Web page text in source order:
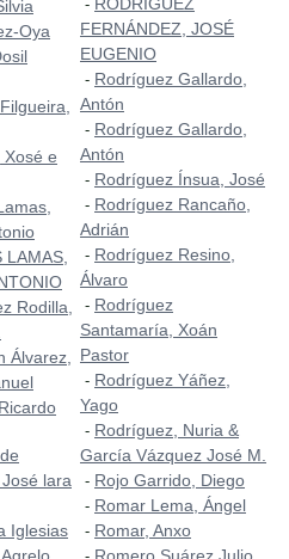
Oya
e
LAMAS,
Rodilla,
Álvarez,
lara
Iglesias
- RODRÍGUEZ
FERNÁNDEZ, JOSÉ
EUGENIO
- Rodríguez Gallardo,
Antón
- Rodríguez Gallardo,
Antón
- Rodríguez Ínsua, José
- Rodríguez Rancaño,
Adrián
- Rodríguez Resino,
Álvaro
- Rodríguez
Santamaría, Xoán
Pastor
- Rodríguez Yáñez,
Yago
- Rodríguez, Nuria &
García Vázquez José M.
- Rojo Garrido, Diego
- Romar Lema, Ángel
- Romar, Anxo